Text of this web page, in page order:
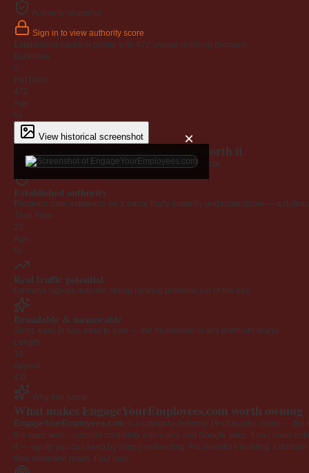
Authority snapshot
Sign in to view authority score
Established backlink profile with 472 unique referring domains.
Backlinks
0
Ref Dom
472
Age
6y
View historical screenshot ×
Why EngageYourEmployees.com is worth it
Every claim below is backed by verified third-party data.
Established authority
Premium .com extension on a name that's instantly understandable — a
Trust Flow
23
Age
6y
Real traffic potential
Demand signals indicate strong ranking potential out of the box.
Brandable & memorable
Short, easy to say, easy to type — the foundation of any premium brand.
Length
19
Appeal
4.0
Why this name
What makes EngageYourEmployees.com worth owning
EngageYourEmployees.com is a category-defining 19-character name — the
the open web — instant credibility with users and Google alike. It has been
it — equity you can keep by simply redirecting. For investors building a
time someone reads it out loud.